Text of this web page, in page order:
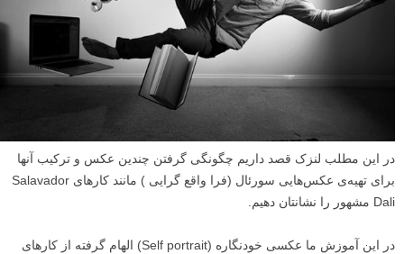
در این مطلب لنزک قصد داریم چگونگی گرفتن چندین عکس و ترکیب آنها
برای تهیه‌ی عکس‌هایی سورئال (فرا واقع گرایی ) مانند کارهای‌ Salavador
Dali مشهور را نشانتان دهیم.
در این آموزش ما عکسی خودنگاره (Self portrait) الهام گرفته از کارهای